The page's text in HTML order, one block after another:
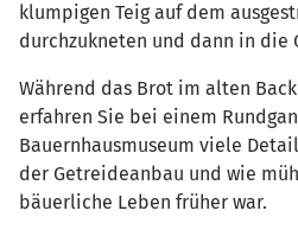
klumpigen Teig auf dem
durchzukneten und dann in die
Während das Brot im alten
erfahren Sie bei einem
Bauernhausmuseum viele
der Getreideanbau und wie
bäuerliche Leben früher war.